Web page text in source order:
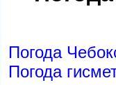
Погода
Погода